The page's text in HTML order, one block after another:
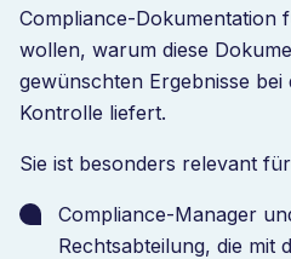
Compliance-Dokumentation
wollen, warum diese
gewünschten Ergebnisse bei
Kontrolle liefert.
Sie ist besonders relevant
Compliance-Manager
Rechtsabteilung, die mit